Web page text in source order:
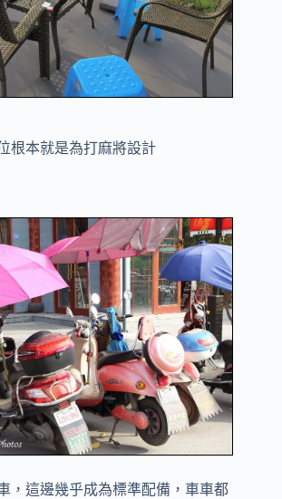
根本就是為打麻將設計
，這邊幾乎成為標準配備，車車都